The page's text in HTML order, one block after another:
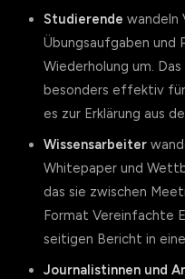
Studierende wandeln
Übungsaufgaben und
Wiederholung um.
besonders effektiv
es zur Erklärung aus
Wissensarbeiter
Whitepaper und
das sie zwischen
Format Vereinfachte
seitigen Bericht in
Journalistinnen und